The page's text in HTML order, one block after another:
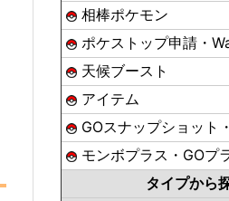
相棒ポケモン
ポケストップ申請・
天候ブースト
アイテム
GOスナップショット
モンボプラス・GOプ
タイプから